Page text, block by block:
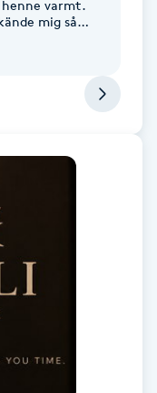
varmt.
mig så